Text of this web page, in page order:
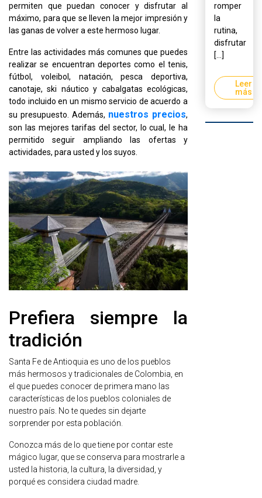
permiten que puedan conocer y disfrutar al
máximo, para que se lleven la mejor impresión y
las ganas de volver a este hermoso lugar.
Entre las actividades más comunes que puedes
realizar se encuentran deportes como el tenis,
fútbol, voleibol, natación, pesca deportiva,
canotaje, ski náutico y cabalgatas ecológicas,
todo incluido en un mismo servicio de acuerdo a
su presupuesto. Además, nuestros precios,
son las mejores tarifas del sector, lo cual, le ha
permitido seguir ampliando las ofertas y
actividades, para usted y los suyos.
Prefiera siempre la
tradición
Santa Fe de Antioquia es uno de los pueblos
más hermosos y tradicionales de Colombia, en
el que puedes conocer de primera mano las
características de los pueblos coloniales de
nuestro país. No te quedes sin dejarte
sorprender por esta población.
Conozca más de lo que tiene por contar este
mágico lugar, que se conserva para mostrarle a
usted la historia, la cultura, la diversidad, y
porqué es considera ciudad madre.
romper
la
rutina,
disfrutar
[...]
Leer
más